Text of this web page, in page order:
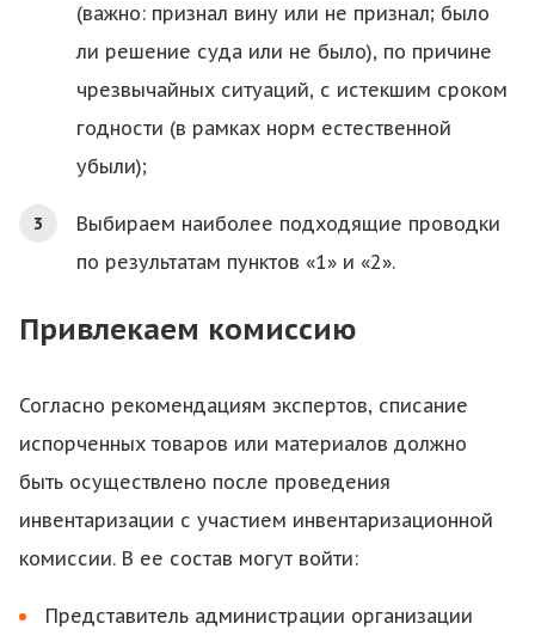
(важно: признал вину или не признал; было
ли решение суда или не было), по причине
чрезвычайных ситуаций, с истекшим сроком
годности (в рамках норм естественной
убыли);
Выбираем наиболее подходящие проводки
по результатам пунктов «1» и «2».
Привлекаем комиссию
Согласно рекомендациям экспертов, списание
испорченных товаров или материалов должно
быть осуществлено после проведения
инвентаризации с участием инвентаризационной
комиссии. В ее состав могут войти:
Представитель администрации организации